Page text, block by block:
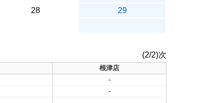
28
29
(2/2)次
根津店
-
-